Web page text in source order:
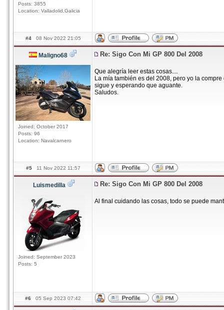
Posts: 3855
Location: Valladolid,Galicia
#4 08 Nov 2022 21:05
Maligno68
Joined: October 2017
Posts: 96
Location: Navalcarnero
Re: Sigo Con Mi GP 800 Del 2008
Que alegría leer estas cosas....
La mía también es del 2008, pero yo la
sigue y esperando que aguante.
Saludos.
#5 11 Nov 2022 11:57
Luismedilla
Joined: September 2023
Posts: 5
Re: Sigo Con Mi GP 800 Del 2008
Al final cuidando las cosas, todo se puede
#6 05 Sep 2023 07:42